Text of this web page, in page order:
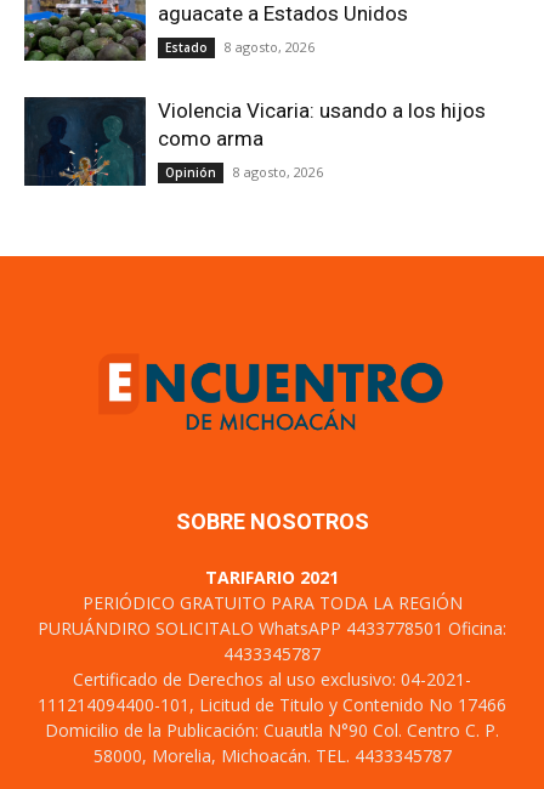
aguacate a Estados Unidos
Estado 8 agosto, 2026
Violencia Vicaria: usando a los hijos
como arma
Opinión 8 agosto, 2026
SOBRE NOSOTROS
TARIFARIO 2021
PERIÓDICO GRATUITO PARA TODA LA REGIÓN
PURUÁNDIRO SOLICITALO WhatsAPP 4433778501 Oficina:
4433345787
Certificado de Derechos al uso exclusivo: 04-2021-
111214094400-101, Licitud de Titulo y Contenido No 17466
Domicilio de la Publicación: Cuautla N°90 Col. Centro C. P.
58000, Morelia, Michoacán. TEL. 4433345787